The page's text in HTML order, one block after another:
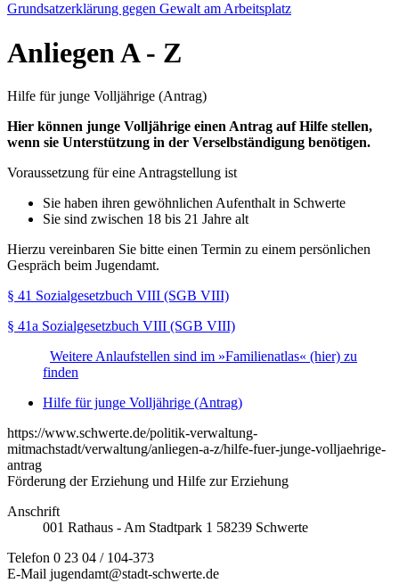
Grundsatzerklärung gegen Gewalt am Arbeitsplatz
AnliegenA - Z
Hilfe für junge Volljährige (Antrag)
Hier können junge Volljährige einen Antrag auf Hilfe stellen,
wenn sie Unterstützung in der Verselbständigung benötigen.
Voraussetzung für eine Antragstellung ist
Sie haben ihren gewöhnlichen Aufenthalt in Schwerte
Sie sind zwischen 18 bis 21 Jahre alt
Hierzu vereinbaren Sie bitte einen Termin zu einem persönlichen
Gespräch beim Jugendamt.
§ 41 Sozialgesetzbuch VIII (SGB VIII)
§ 41a Sozialgesetzbuch VIII (SGB VIII)
Weitere Anlaufstellen sind im »Familienatlas« (hier) zu
finden
Hilfe für junge Volljährige (Antrag)
https://www.schwerte.de/politik-verwaltung-
mitmachstadt/verwaltung/anliegen-a-z/hilfe-fuer-junge-volljaehrige-
antrag
Förderung der Erziehung und Hilfe zur Erziehung
Anschrift
001 Rathaus - Am Stadtpark 1 58239 Schwerte
Telefon 0 23 04 / 104-373
E-Mail jugendamt@stadt-schwerte.de